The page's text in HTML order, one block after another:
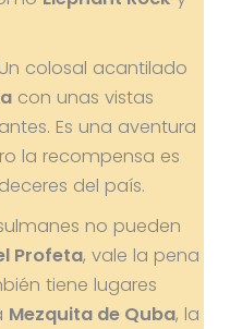
Un colosal acantilado
con unas vistas
Es una aventura
la recompensa es
del país.
no pueden
Profeta, vale la pena
tiene lugares
Mezquita de Quba, la